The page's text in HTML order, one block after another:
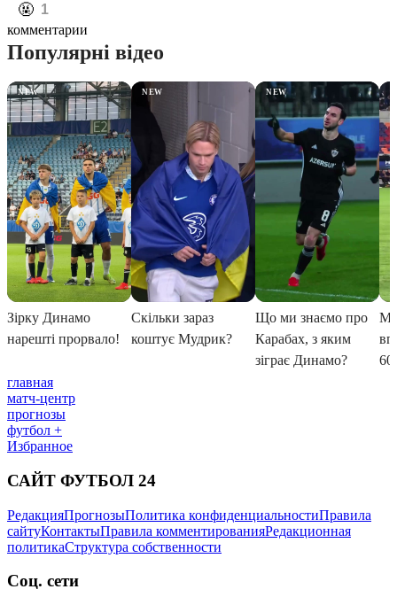
️🤬 1
комментарии
главная
матч-центр
прогнозы
футбол +
Избранное
САЙТ ФУТБОЛ 24
РедакцияПрогнозыПолитика конфиденциальностиПравила
сайтуКонтактыПравила комментированияРедакционная
политикаСтруктура собственности
Соц. сети